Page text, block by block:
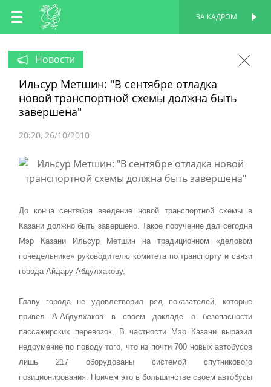
RU
EN
ЗА КАДРОМ
Новости
Ильсур Метшин: "В сентябре отладка
новой транспортной схемы должна быть
завершена"
20:20 26/10/2010
До конца сентября введение новой транспортной схемы в
Казани должно быть завершено. Такое поручение дал сегодня
Мэр Казани Ильсур Метшин на традиционном «деловом
понедельнике» руководителю комитета по транспорту и связи
города Айдару Абдулхакову.
Главу города не удовлетворил ряд показателей, которые
привел А.Абдулхаков в своем докладе о безопасности
пассажирских перевозок. В частности Мэр Казани выразил
недоумение по поводу того, что из почти 700 новых автобусов
лишь 217 оборудованы системой спутникового
позиционирования. Причем это в большинстве своем автобусы
ПЕРСОНАЛЬНАЯ